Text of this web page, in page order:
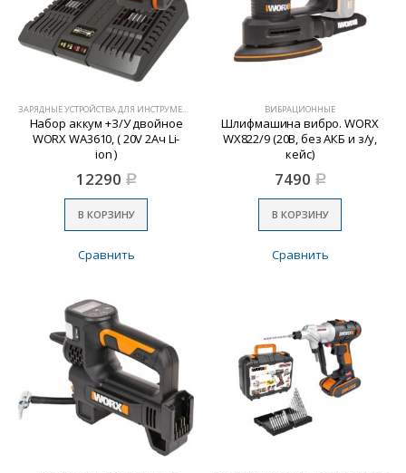
ЗАРЯДНЫЕ УСТРОЙСТВА ДЛЯ ИНСТРУМЕНТА
Набор аккум +З/У двойное
WORX WA3610, ( 20V 2Aч Li-
ion )
12290 Р
В КОРЗИНУ
Сравнить
ВИБРАЦИОННЫЕ
Шлифмашина вибро. WORX
WX822/9 (20В, без АКБ и з/у,
кейс)
7490 Р
В КОРЗИНУ
Сравнить